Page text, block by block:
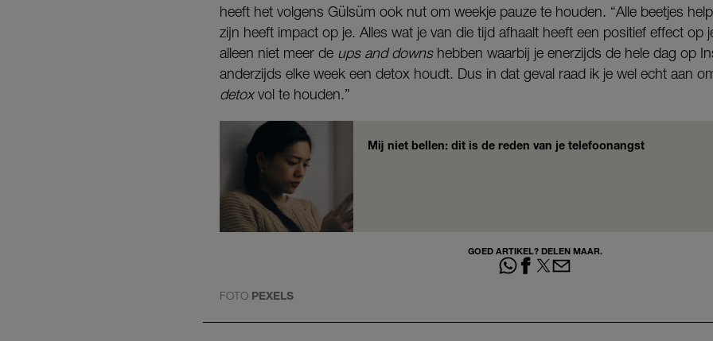
heeft het volgens Gülsüm ook nut om weekje pauze te houden. “Alle beetjes
zijn heeft impact op je. Alles wat je van die tijd afhaalt heeft een positief effect op
alleen niet meer de ups and downs hebben waarbij je enerzijds de hele dag op
anderzijds elke week een detox houdt. Dus in dat geval raad ik je wel echt aan
detoxvol te houden.”
Mij niet bellen: dit is de reden van je telefoonangst
GOED ARTIKEL? DELEN MAAR.
FOTO PEXELS